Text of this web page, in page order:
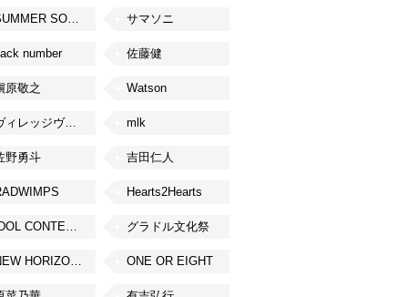
SUMMER SONIC サマソニ
number 佐藤健
原敬之 Watson
ヴィレッジヴァンガード mlk
野勇斗 吉田仁人
Hearts2Hearts
IDOL CONTENT EXPO グラドル文化祭
NEW HORIZON FEST ONE OR EIGHT